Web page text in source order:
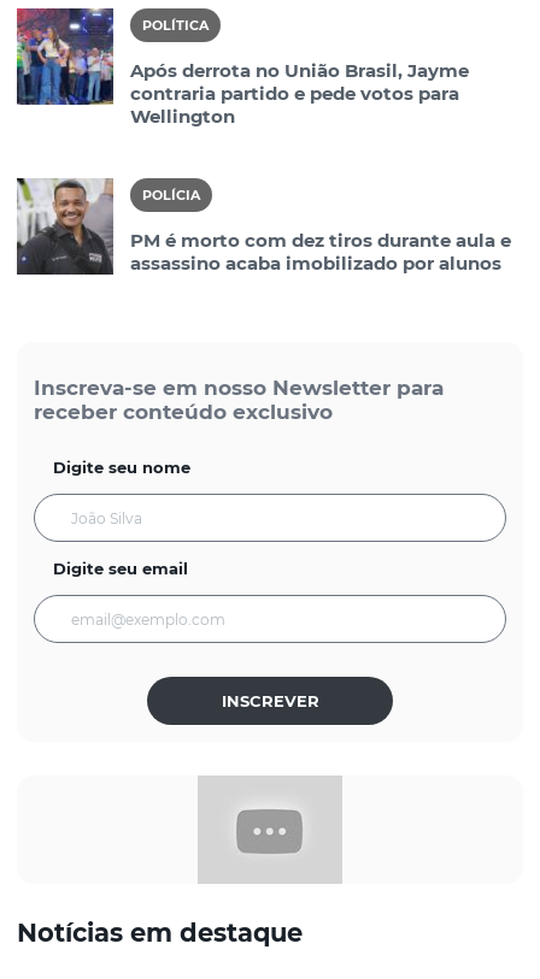
POLÍTICA
Após derrota no União Brasil, Jayme
contraria partido e pede votos para
Wellington
POLÍCIA
PM é morto com dez tiros durante aula e
assassino acaba imobilizado por alunos
Inscreva-se em nosso Newsletter para
receber conteúdo exclusivo
Digite seu nome
Digite seu email
INSCREVER
Notícias em destaque